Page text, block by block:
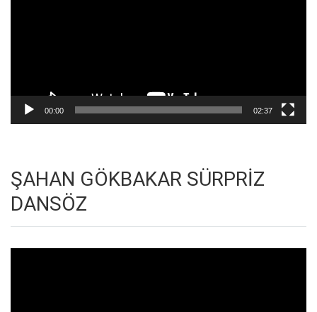
00:00 02:37
ŞAHAN GÖKBAKAR SÜRPRİZ
DANSÖZ